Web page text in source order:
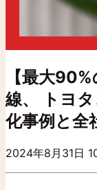
【最大
線、 トヨ
化事例と全
2024年8月31日